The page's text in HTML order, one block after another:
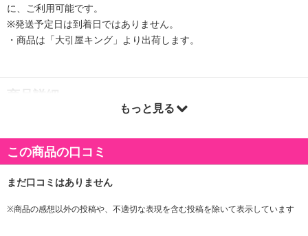
に、ご利用可能です。
※発送予定日は到着日ではありません。
・商品は「大引屋キング」より出荷します。
商品詳細
もっと見る
この商品の口コミ
※商品の感想以外の投稿や、不適切な表現を含む投稿を除いて表示しています